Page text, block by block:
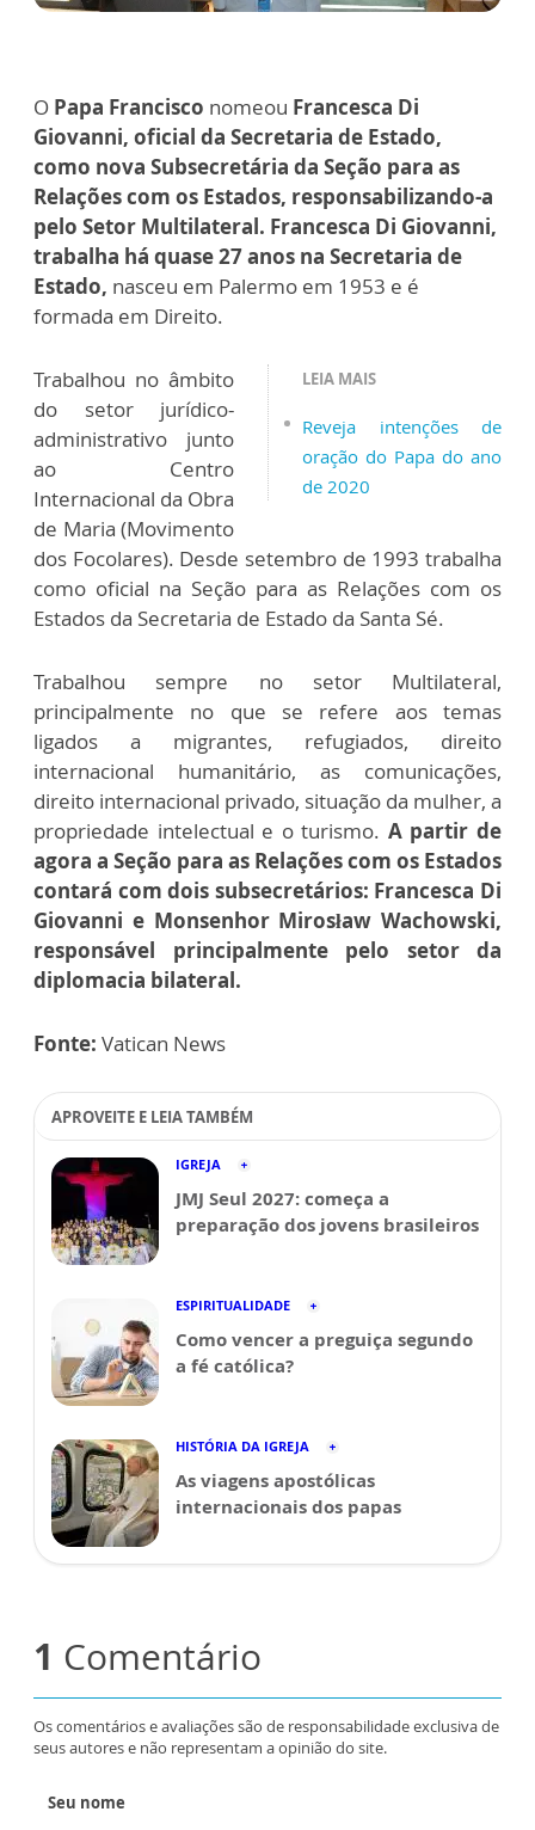
O Papa Francisco nomeou Francesca Di
Giovanni, oficial da Secretaria de Estado,
como nova Subsecretária da Seção para as
Relações com os Estados, responsabilizando-a
pelo Setor Multilateral. Francesca Di Giovanni,
trabalha há quase 27 anos na Secretaria de
Estado, nasceu em Palermo em 1953 e é
formada em Direito.
LEIA MAIS
Reveja intenções de
oração do Papa do ano
de 2020
Trabalhou no âmbito
do setor jurídico-
administrativo junto
ao Centro
Internacional da Obra
de Maria (Movimento
dos Focolares). Desde setembro de 1993 trabalha
como oficial na Seção para as Relações com os
Estados da Secretaria de Estado da Santa Sé.
Trabalhou sempre no setor Multilateral,
principalmente no que se refere aos temas
ligados a migrantes, refugiados, direito
internacional humanitário, as comunicações,
direito internacional privado, situação da mulher, a
propriedade intelectual e o turismo. A partir de
agora a Seção para as Relações com os Estados
contará com dois subsecretários: Francesca Di
Giovanni e Monsenhor Mirosław Wachowski,
responsável principalmente pelo setor da
diplomacia bilateral.
Fonte: Vatican News
APROVEITE E LEIA TAMBÉM
IGREJA
JMJ Seul 2027: começa a
preparação dos jovens brasileiros
ESPIRITUALIDADE
Como vencer a preguiça segundo
a fé católica?
HISTÓRIA DA IGREJA
As viagens apostólicas
internacionais dos papas
1 Comentário
Os comentários e avaliações são de responsabilidade exclusiva de
seus autores e não representam a opinião do site.
Seu nome